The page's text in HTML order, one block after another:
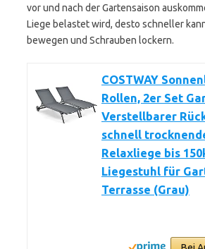
vor und nach der Gartensaison
Liege belastet wird, desto schneller
bewegen und Schrauben lockern.
COSTWAY
Rollen, 2er Set
Verstellbarer
schnell
Relaxliege bis
Liegestuhl für
Terrasse (Grau)